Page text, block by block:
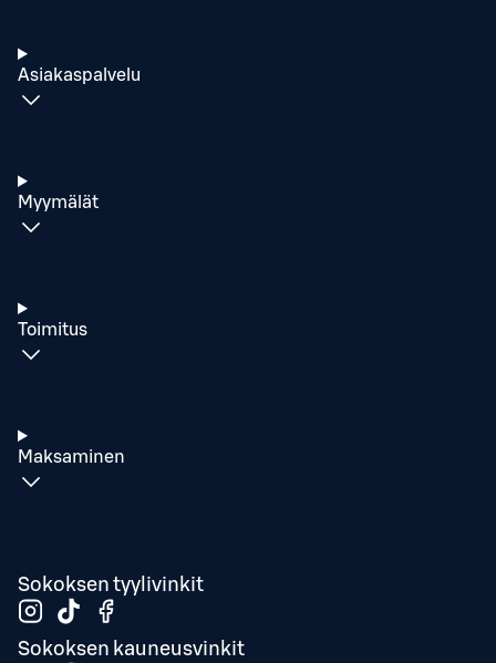
Asiakaspalvelu
Myymälät
Toimitus
Maksaminen
Sokoksen tyylivinkit
Sokoksen kauneusvinkit